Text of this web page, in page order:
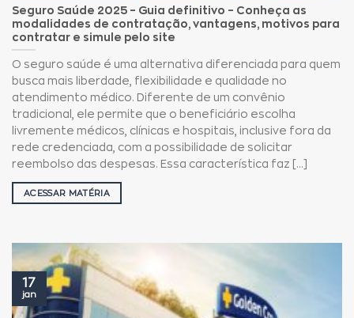
Seguro Saúde 2025 – Guia definitivo – Conheça as
modalidades de contratação, vantagens, motivos para
contratar e simule pelo site
O seguro saúde é uma alternativa diferenciada para quem
busca mais liberdade, flexibilidade e qualidade no
atendimento médico. Diferente de um convênio
tradicional, ele permite que o beneficiário escolha
livremente médicos, clínicas e hospitais, inclusive fora da
rede credenciada, com a possibilidade de solicitar
reembolso das despesas. Essa característica faz [...]
ACESSAR MATÉRIA
17
jan